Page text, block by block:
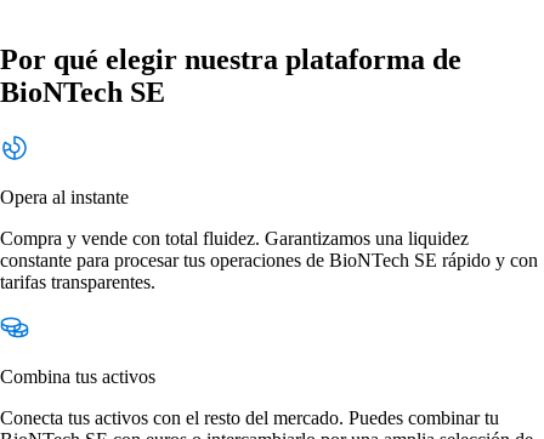
Por qué elegir nuestra plataforma de
BioNTech SE
Opera al instante
Compra y vende con total fluidez. Garantizamos una liquidez
constante para procesar tus operaciones de BioNTech SE rápido y con
tarifas transparentes.
Combina tus activos
Conecta tus activos con el resto del mercado. Puedes combinar tu